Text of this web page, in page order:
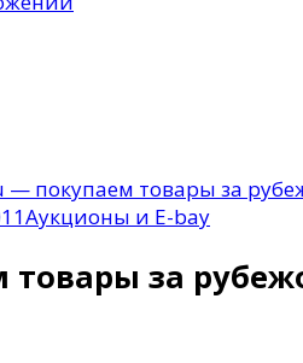
— покупаем товары за
Аукционы и E-bay
за